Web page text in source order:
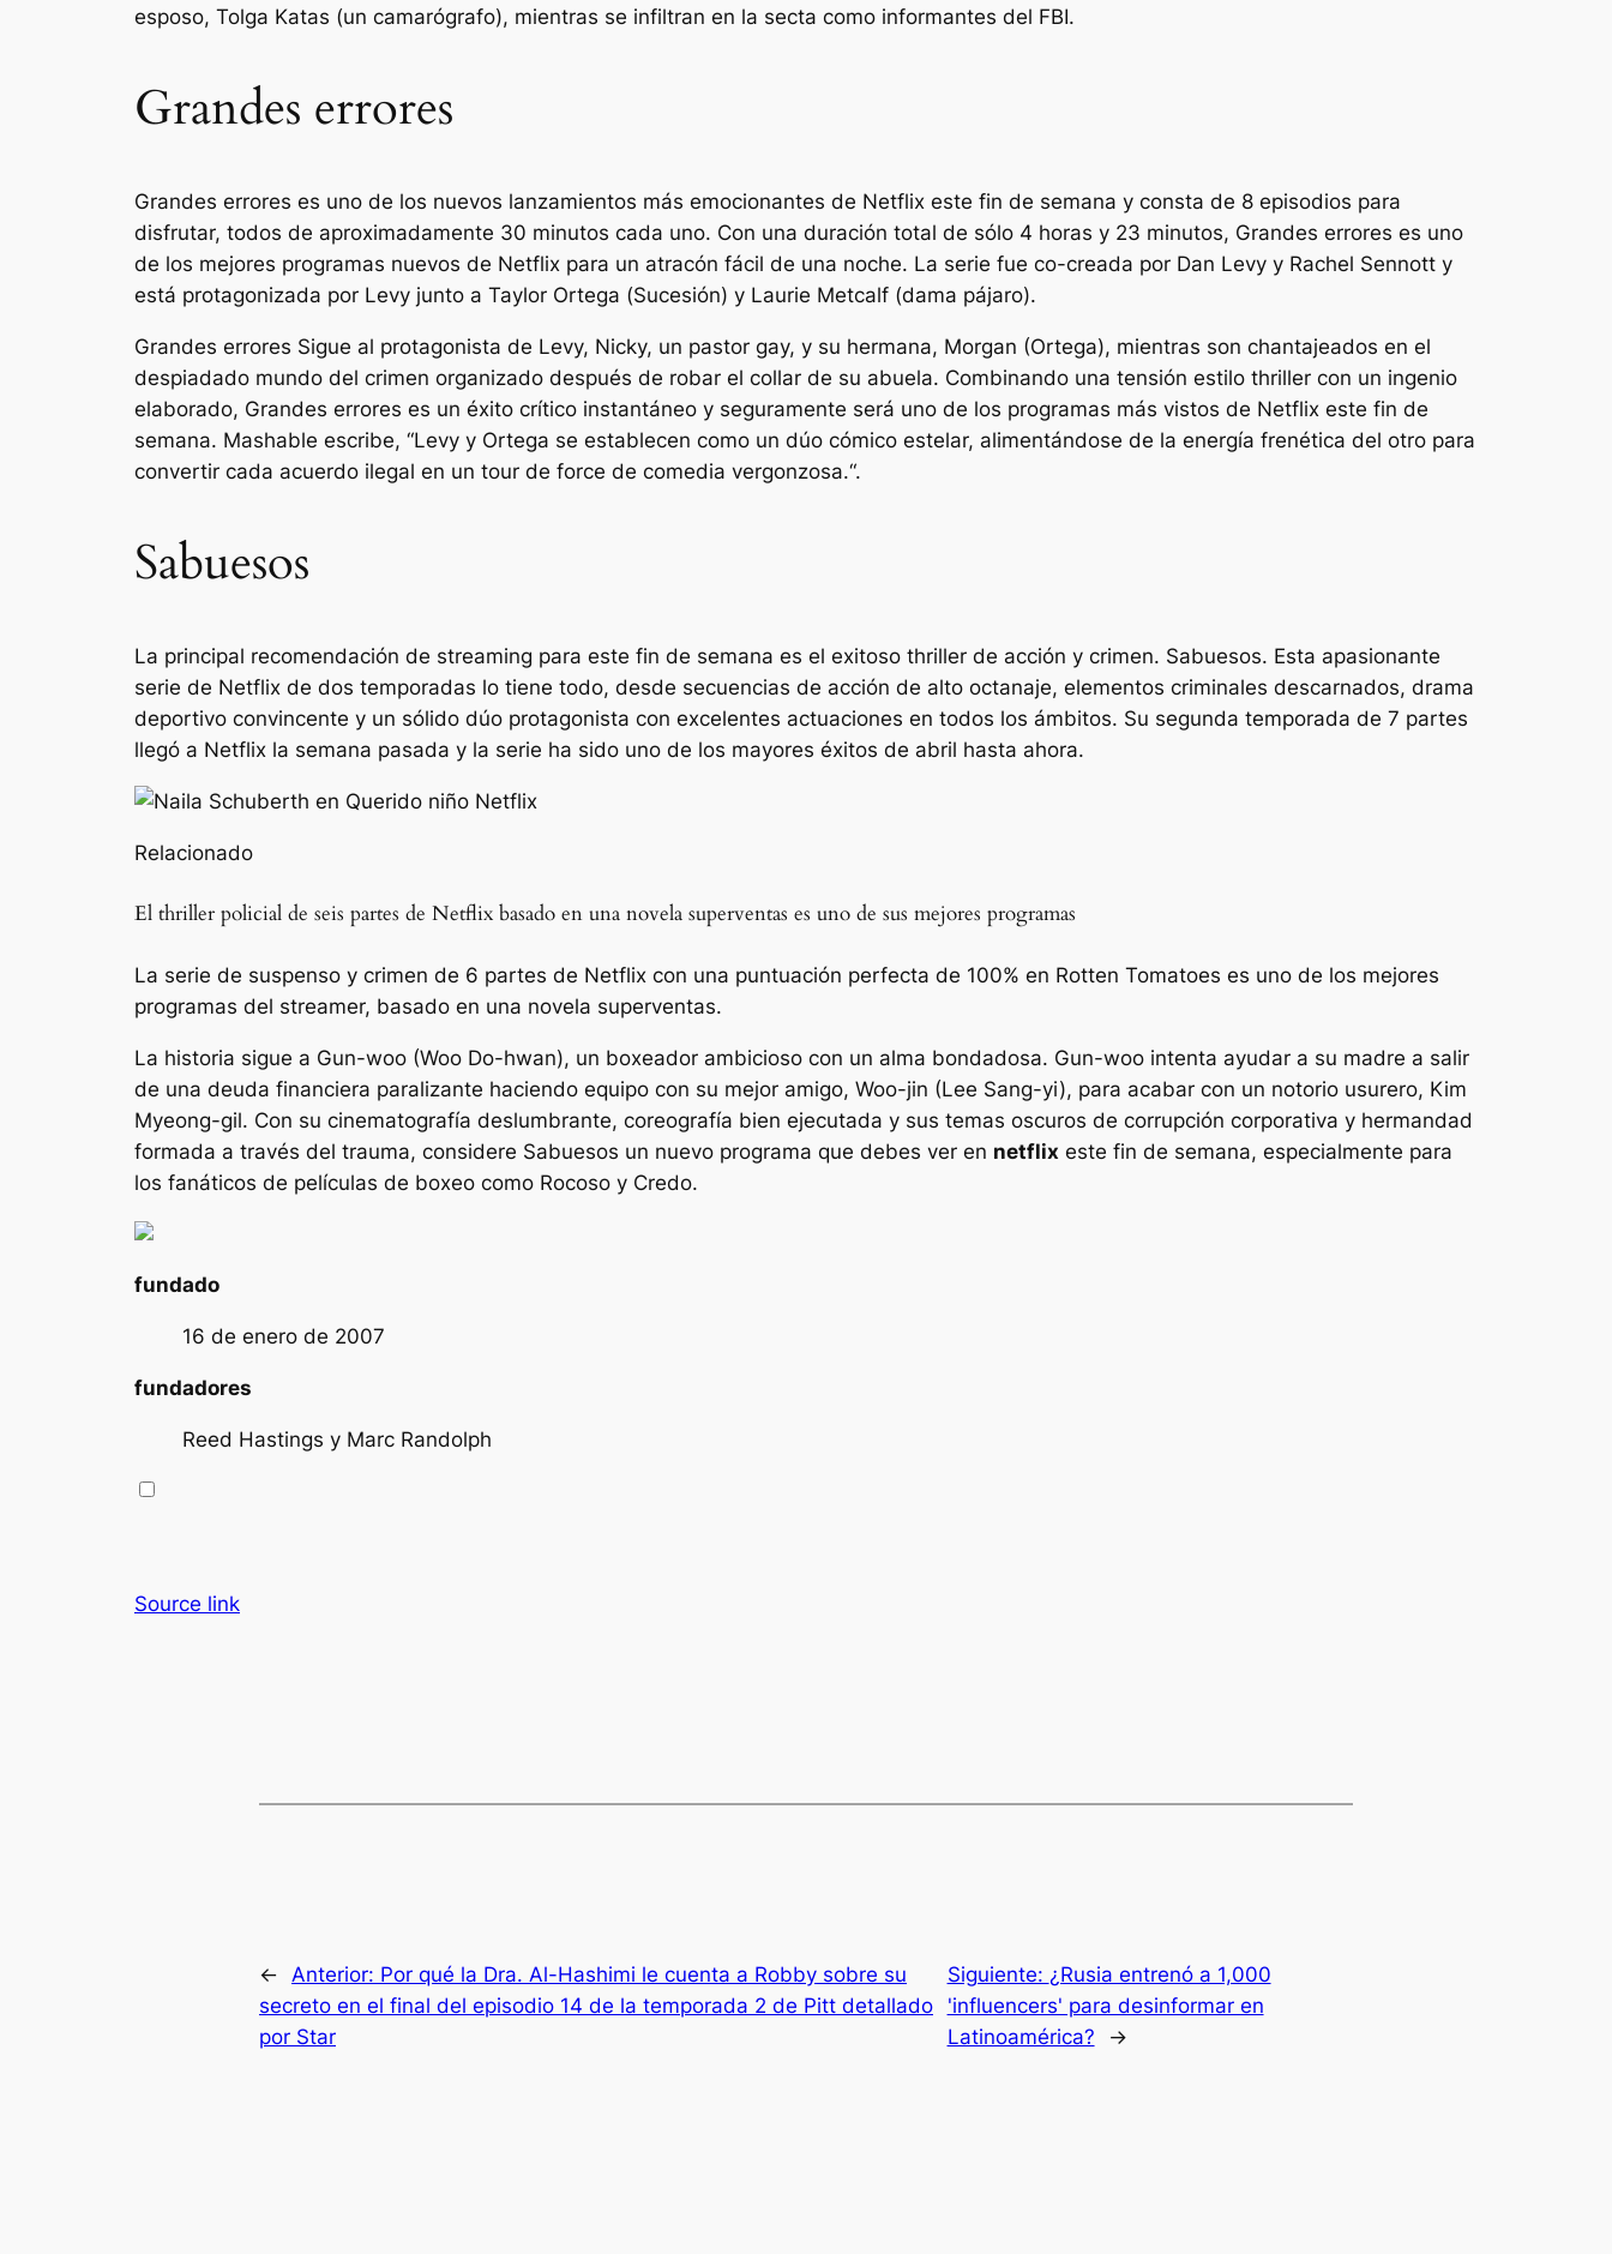
esposo, Tolga Katas (un camarógrafo), mientras se infiltran en la secta como informantes del FBI.
Grandes errores
Grandes errores es uno de los nuevos lanzamientos más emocionantes de Netflix este fin de semana y consta de 8 episodios para
disfrutar, todos de aproximadamente 30 minutos cada uno. Con una duración total de sólo 4 horas y 23 minutos, Grandes errores es uno
de los mejores programas nuevos de Netflix para un atracón fácil de una noche. La serie fue co-creada por Dan Levy y Rachel Sennott y
está protagonizada por Levy junto a Taylor Ortega (Sucesión) y Laurie Metcalf (dama pájaro).
Grandes errores Sigue al protagonista de Levy, Nicky, un pastor gay, y su hermana, Morgan (Ortega), mientras son chantajeados en el
despiadado mundo del crimen organizado después de robar el collar de su abuela. Combinando una tensión estilo thriller con un ingenio
elaborado, Grandes errores es un éxito crítico instantáneo y seguramente será uno de los programas más vistos de Netflix este fin de
semana. Mashable escribe, “Levy y Ortega se establecen como un dúo cómico estelar, alimentándose de la energía frenética del otro para
convertir cada acuerdo ilegal en un tour de force de comedia vergonzosa.“.
Sabuesos
La principal recomendación de streaming para este fin de semana es el exitoso thriller de acción y crimen. Sabuesos. Esta apasionante
serie de Netflix de dos temporadas lo tiene todo, desde secuencias de acción de alto octanaje, elementos criminales descarnados, drama
deportivo convincente y un sólido dúo protagonista con excelentes actuaciones en todos los ámbitos. Su segunda temporada de 7 partes
llegó a Netflix la semana pasada y la serie ha sido uno de los mayores éxitos de abril hasta ahora.
Relacionado
El thriller policial de seis partes de Netflix basado en una novela superventas es uno de sus mejores programas
La serie de suspenso y crimen de 6 partes de Netflix con una puntuación perfecta de 100% en Rotten Tomatoes es uno de los mejores
programas del streamer, basado en una novela superventas.
La historia sigue a Gun-woo (Woo Do-hwan), un boxeador ambicioso con un alma bondadosa. Gun-woo intenta ayudar a su madre a salir
de una deuda financiera paralizante haciendo equipo con su mejor amigo, Woo-jin (Lee Sang-yi), para acabar con un notorio usurero, Kim
Myeong-gil. Con su cinematografía deslumbrante, coreografía bien ejecutada y sus temas oscuros de corrupción corporativa y hermandad
formada a través del trauma, considere Sabuesos un nuevo programa que debes ver en netflix este fin de semana, especialmente para
los fanáticos de películas de boxeo como Rocoso y Credo.
fundado
16 de enero de 2007
fundadores
Reed Hastings y Marc Randolph
Source link
← Anterior: Por qué la Dra. Al-Hashimi le cuenta a Robby sobre su
secreto en el final del episodio 14 de la temporada 2 de Pitt detallado
por Star
Siguiente: ¿Rusia entrenó a 1,000
'influencers' para desinformar en
Latinoamérica?
→